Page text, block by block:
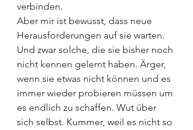
verbinden.
Aber mir ist bewusst, dass neue
Herausforderungen auf sie warten.
Und zwar solche, die sie bisher noch
nicht kennen gelernt haben. Ärger,
wenn sie etwas nicht können und es
immer wieder probieren müssen um
es endlich zu schaffen. Wut über
sich selbst. Kummer, weil es nicht so